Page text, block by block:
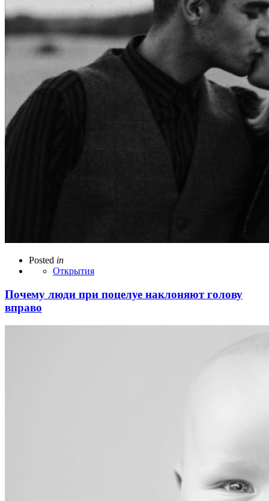
Posted in
Открытия
Почему люди при поцелуе наклоняют голову
вправо